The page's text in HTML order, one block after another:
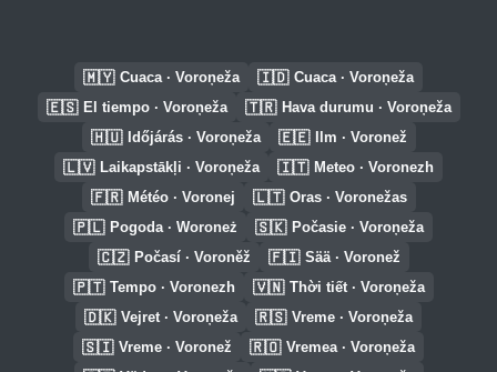
🇲🇾 Cuaca · Voroņeža 🇮🇩 Cuaca · Voroņeža
🇪🇸 El tiempo · Voroņeža 🇹🇷 Hava durumu · Voroņeža
🇭🇺 Időjárás · Voroņeža 🇪🇪 Ilm · Voronež
🇱🇻 Laikapstākļi · Voroņeža 🇮🇹 Meteo · Voronezh
🇫🇷 Météo · Voronej 🇱🇹 Oras · Voronežas
🇵🇱 Pogoda · Woroneż 🇸🇰 Počasie · Voroņeža
🇨🇿 Počasí · Voroněž 🇫🇮 Sää · Voronež
🇵🇹 Tempo · Voronezh 🇻🇳 Thời tiết · Voroņeža
🇩🇰 Vejret · Voroņeža 🇷🇸 Vreme · Voroņeža
🇸🇮 Vreme · Voronež 🇷🇴 Vremea · Voroņeža